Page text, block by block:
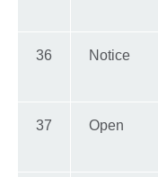
36 Notice
37 Open